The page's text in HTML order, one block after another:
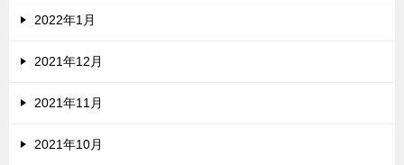
2022年1月
2021年12月
2021年11月
2021年10月